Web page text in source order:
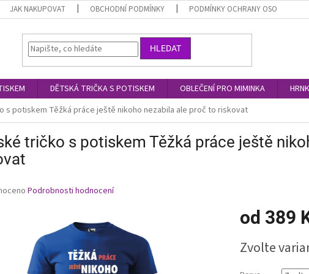
JAK NAKUPOVAT OBCHODNÍ PODMÍNKY PODMÍNKY OCHRANY OSOBNÍCH
HLEDAT
DĚTSKÁ TRIČKA S POTISKEM OBLEČENÍ PRO MIMINKA
s potiskem Těžká práce ještě nikoho nezabila ale proč to riskovat
tričko s potiskem Těžká práce ještě
Podrobnosti hodnocení
od 389
cena:
Zvolte